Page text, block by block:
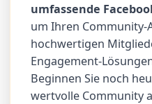
umfassende
um Ihren Community-
hochwertigen
Engagement-
Beginnen Sie noch
wertvolle Community